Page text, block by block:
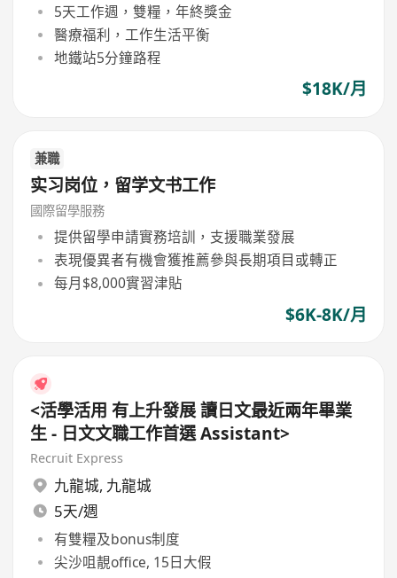
5天工作週，雙糧，年終獎金
醫療福利，工作生活平衡
地鐵站5分鐘路程
$18K/月
兼職
实习岗位，留学文书工作
國際留學服務
提供留學申請實務培訓，支援職業發展
表現優異者有機會獲推薦參與長期項目或轉正
每月$8,000實習津貼
$6K-8K/月
<活學活用 有上升發展 讀日文最近兩年畢業
生 - 日文文職工作首選 Assistant>
Recruit Express
九龍城, 九龍城
5天/週
有雙糧及bonus制度
尖沙咀靚office, 15日大假